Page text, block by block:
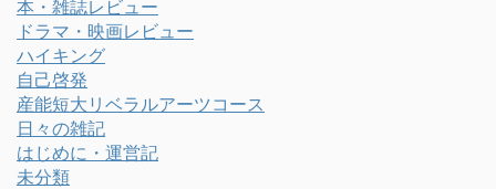
本・雑誌レビュー
ドラマ・映画レビュー
ハイキング
自己啓発
産能短大リベラルアーツコース
日々の雑記
はじめに・運営記
未分類